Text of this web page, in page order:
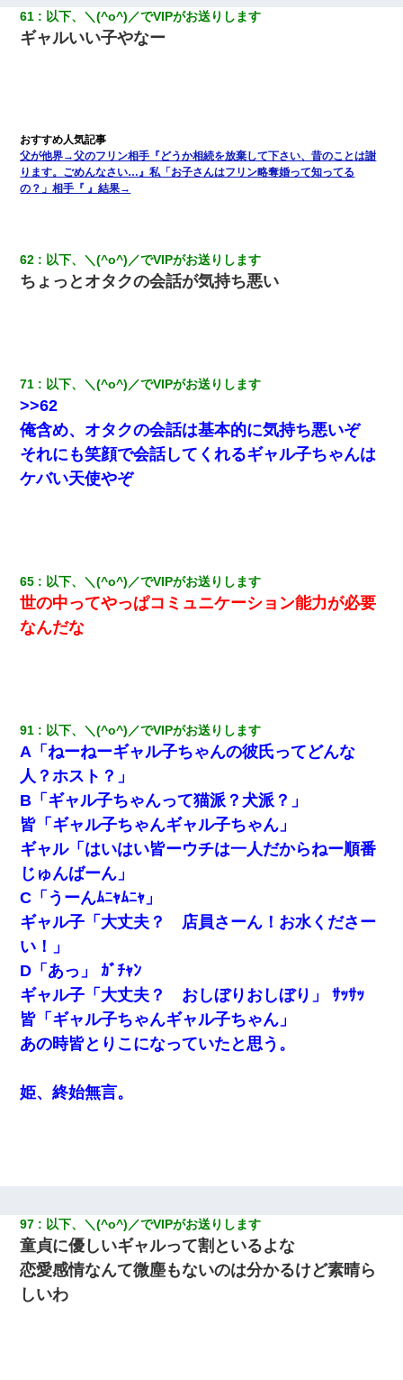
61 以下、＼(^o^)／でVIPがお送りします
ギャルいい子やなー
父が他界→父のフリン相手『どうか相続を放棄して下さい、昔のことは謝
ります。ごめんなさい…』私「お子さんはフリン略奪婚って知ってる
の？」相手『 』結果→
62 以下、＼(^o^)／でVIPがお送りします
ちょっとオタクの会話が気持ち悪い
71 以下、＼(^o^)／でVIPがお送りします
>>62
俺含め、オタクの会話は基本的に気持ち悪いぞ
それにも笑顔で会話してくれるギャル子ちゃんは
ケバい天使やぞ
65 以下、＼(^o^)／でVIPがお送りします
世の中ってやっぱコミュニケーション能力が必要
なんだな
91 以下、＼(^o^)／でVIPがお送りします
A「ねーねーギャル子ちゃんの彼氏ってどんな
人？ホスト？」
B「ギャル子ちゃんって猫派？犬派？」
皆「ギャル子ちゃんギャル子ちゃん」
ギャル「はいはい皆ーウチは一人だからねー順番
じゅんばーん」
C「うーんﾑﾆｬﾑﾆｬ」
ギャル子「大丈夫？ 店員さーん！お水くださー
い！」
D「あっ」 ｶﾞﾁｬﾝ
ギャル子「大丈夫？ おしぼりおしぼり」 ｻｯｻｯ
皆「ギャル子ちゃんギャル子ちゃん」
あの時皆とりこになっていたと思う。
姫、終始無言。
97 以下、＼(^o^)／でVIPがお送りします
童貞に優しいギャルって割といるよな
恋愛感情なんて微塵もないのは分かるけど素晴ら
しいわ